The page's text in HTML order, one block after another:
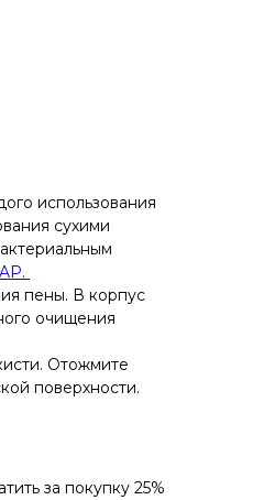
использования
сухими
пены. В корпус
очищения
Отожмите
поверхности.
за покупку 25%